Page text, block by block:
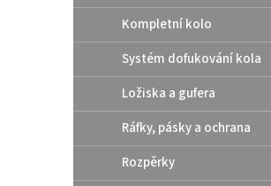
Kompletní kolo
Systém dofukování kola
Ložiska a gufera
Ráfky, pásky a ochrana
Rozpěrky